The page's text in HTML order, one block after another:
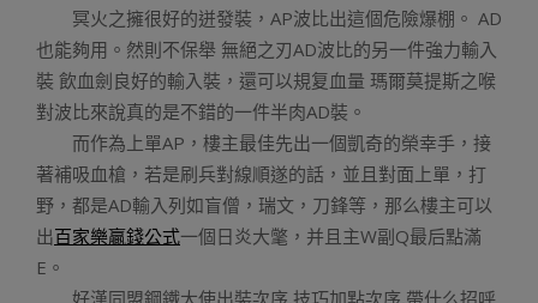
冥火之擁很好的迸發裝，AP波比出這個危險爆棚。 AD
也能夠用。然則不保舉 無絕之刃AD波比的另一件強力輸入
裝 飲血劍良好的輸入裝，還可以規复血量 瑪爾莫提斯之喉
對波比來說真的是不錯的一件半肉AD裝。
而作為上單AP，樓主最佳先出一個凱奇的榮幸手，接
著補吸血槍，若是刷兵對線順遂的話，並且對面上單，打
野，都是AD輸入列如盲僧，瑞文，刀鋒等，那么樓主可以
出百家樂贏錢公式一個日炎大氅，并且主W副Q最后點滿
E。
好漢同盟鋼鐵大使出裝次序,技巧加點次序,帶什么招呼